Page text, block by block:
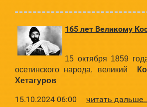
165 лет Великому
15 октября 1859
осетинского народа, великий
Хетагуров
15.10.2024 06:00 читать